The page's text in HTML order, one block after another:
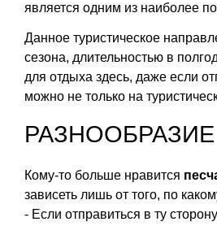
является одним из наиболее
Данное туристическое
сезона, длительностью в
для отдыха здесь, даже если
можно не только на
Кому-то больше нравится
зависеть лишь от того, по
- Если отправиться в ту